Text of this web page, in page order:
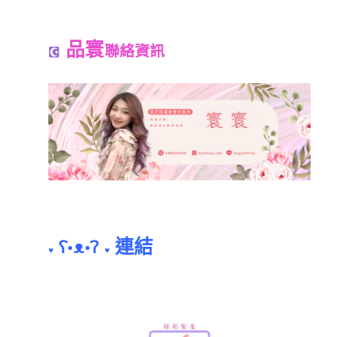
品寰聯絡資訊
♥ ʕ•ᴥ•ʔ ♥ 連結